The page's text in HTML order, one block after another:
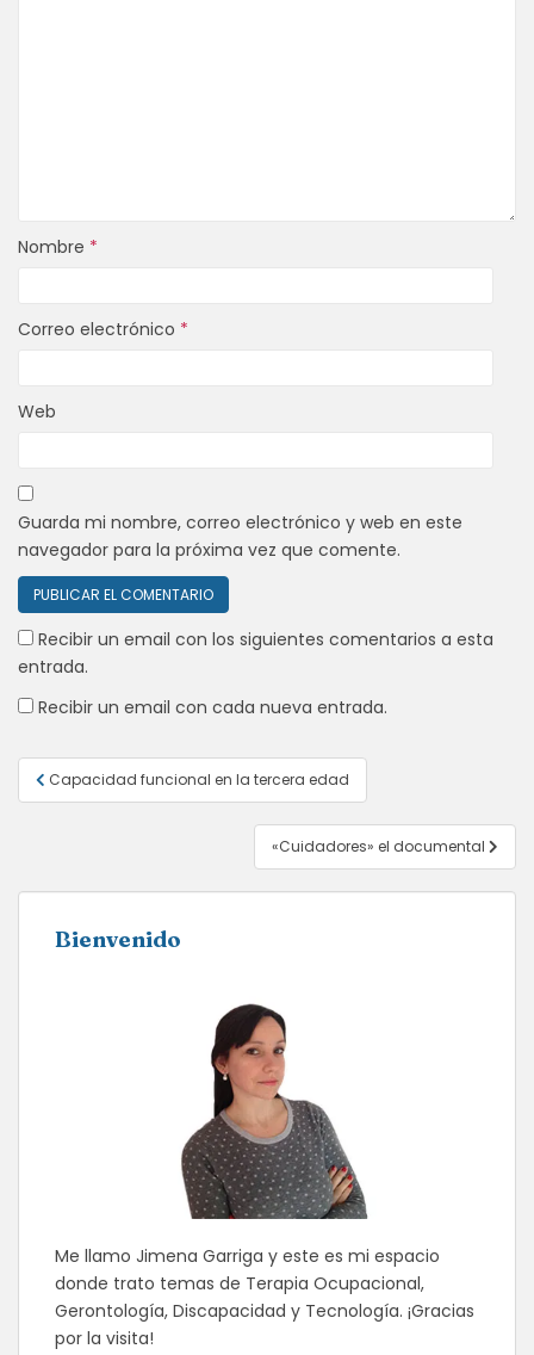
Nombre *
Correo electrónico *
Web
Guarda mi nombre, correo electrónico y web en este
navegador para la próxima vez que comente.
Recibir un email con los siguientes comentarios a esta
entrada.
Recibir un email con cada nueva entrada.
Navegación
de
Capacidad funcional en la tercera edad
«Cuidadores» el documental
Bienvenido
Me llamo Jimena Garriga y este es mi espacio
donde trato temas de Terapia Ocupacional,
Gerontología, Discapacidad y Tecnología. ¡Gracias
por la visita!